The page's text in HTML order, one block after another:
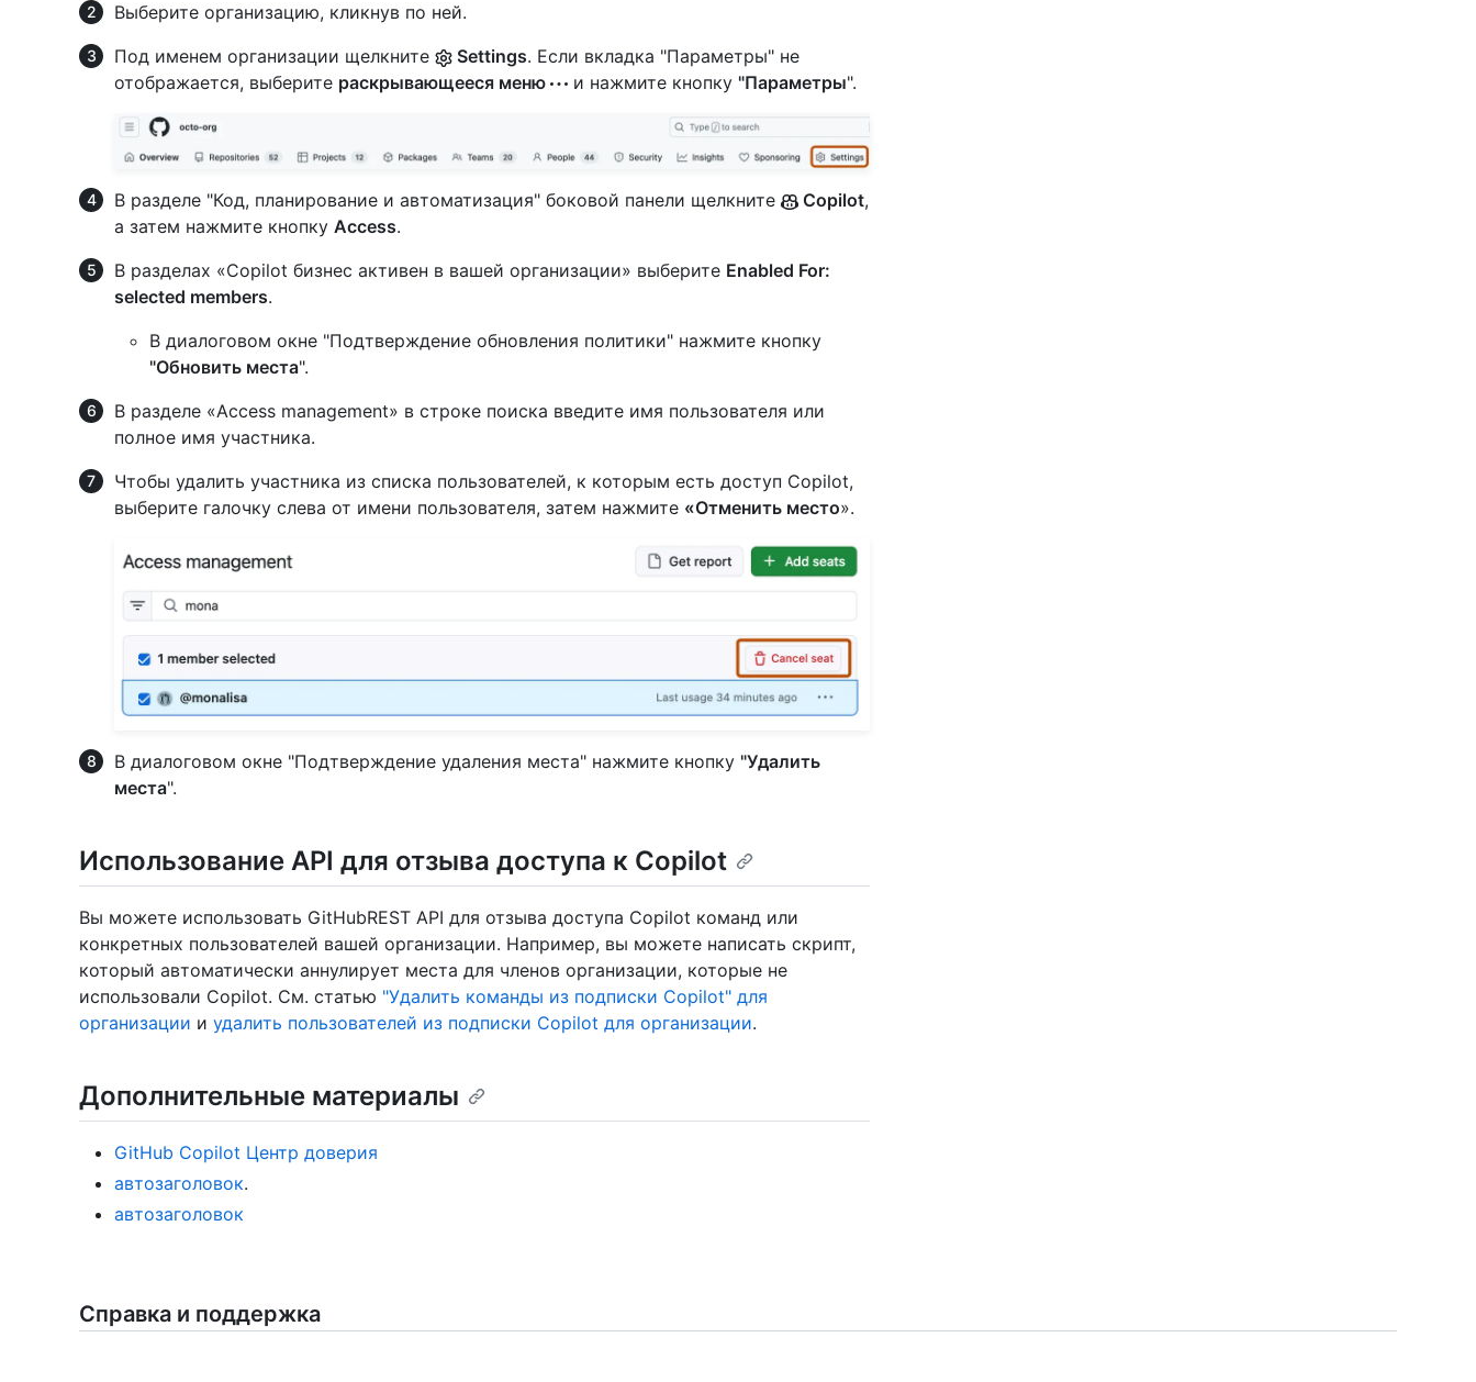
Выберите организацию, кликнув по ней.
Под именем организации щелкните
Settings. Если вкладка "Параметры" не
отображается, выберите раскрывающееся меню и нажмите кнопку "Параметры".
В разделе "Код, планирование и автоматизация" боковой панели щелкните Copilot,
а затем нажмите кнопку Access.
В разделах «Copilot бизнес активен в вашей организации» выберите Enabled For:
selected members.
В диалоговом окне "Подтверждение обновления политики" нажмите кнопку
"Обновить места".
В разделе «Access management» в строке поиска введите имя пользователя или
полное имя участника.
Чтобы удалить участника из списка пользователей, к которым есть доступ Copilot,
выберите галочку слева от имени пользователя, затем нажмите «Отменить место».
В диалоговом окне "Подтверждение удаления места" нажмите кнопку "Удалить
места".
Использование API для отзыва доступа к Copilot
Вы можете использовать GitHubREST API для отзыва доступа Copilot команд или
конкретных пользователей вашей организации. Например, вы можете написать скрипт,
который автоматически аннулирует места для членов организации, которые не
использовали Copilot. См. статью "Удалить команды из подписки Copilot" для
организации и удалить пользователей из подписки Copilot для организации.
Дополнительные материалы
GitHub Copilot Центр доверия
автозаголовок.
автозаголовок
Справка и поддержка